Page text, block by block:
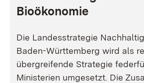
Bioökonomie
Die Landesstrategie
Baden-Württemberg wird als
übergreifende Strategie
Ministerien umgesetzt. Die